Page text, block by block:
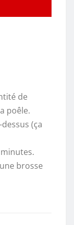
de
poêle.
(ça
brosse